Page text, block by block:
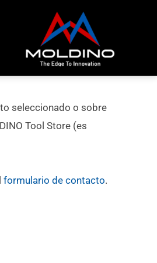
seleccionado o sobre
Tool Store (es
formulario de contacto.